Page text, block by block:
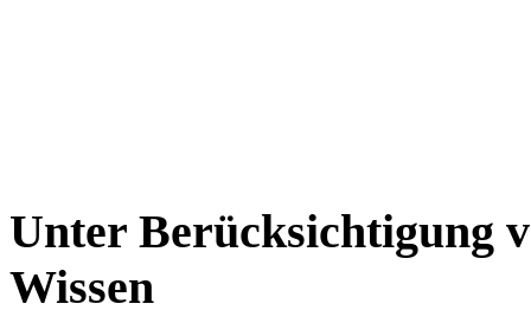
Unter Berücksichtigung
Wissen